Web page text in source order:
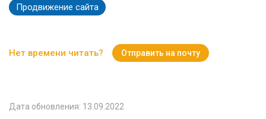
Продвижение сайта
Нет времени читать? Отправить на почту
Дата обновления: 13.09.2022